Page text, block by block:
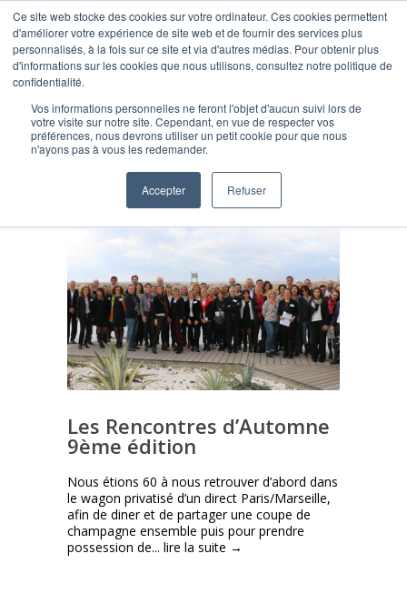
Ce site web stocke des cookies sur votre ordinateur. Ces cookies permettent
d'améliorer votre expérience de site web et de fournir des services plus
personnalisés, à la fois sur ce site et via d'autres médias. Pour obtenir plus
d'informations sur les cookies que nous utilisons, consultez notre politique de
confidentialité.
Vos informations personnelles ne feront l'objet d'aucun suivi lors de
votre visite sur notre site. Cependant, en vue de respecter vos
préférences, nous devrons utiliser un petit cookie pour que nous
n'ayons pas à vous les redemander.
Accepter Refuser
Posts Tagged: rencontres
Les Rencontres d’Automne
9ème édition
Nous étions 60 à nous retrouver d’abord dans
le wagon privatisé d’un direct Paris/Marseille,
afin de diner et de partager une coupe de
champagne ensemble puis pour prendre
possession de... lire la suite →